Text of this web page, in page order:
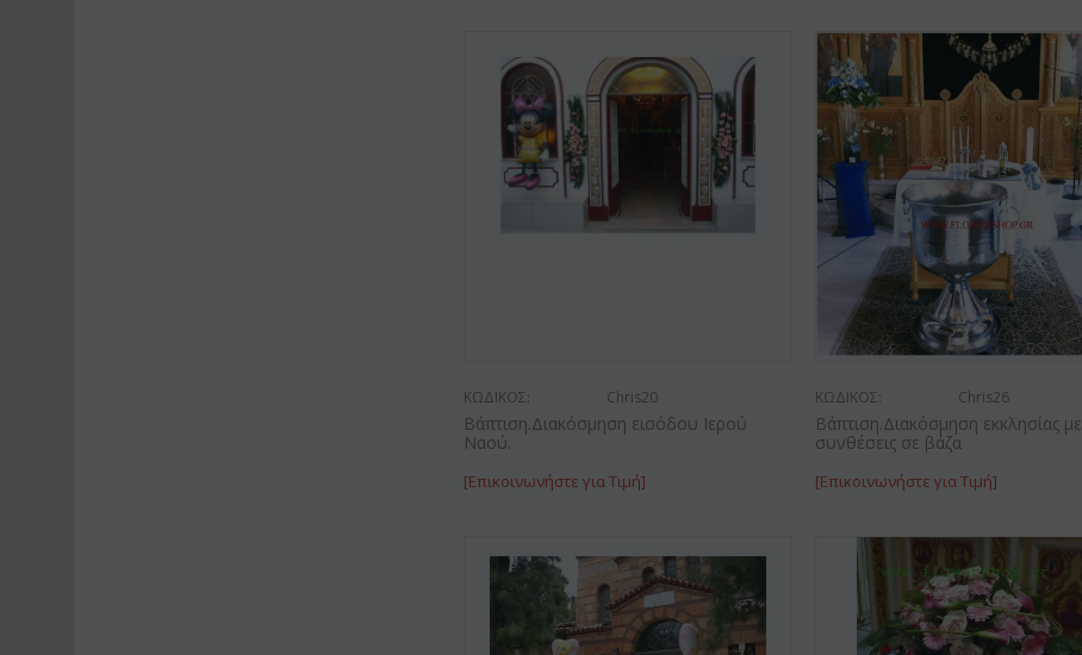
ΚΩΔΙΚΟΣ: Chris20
Βάπτιση.Διακόσμηση εισόδου Ιερού
Ναού.
[Επικοινωνήστε για Τιμή]
ΚΩΔΙΚΟΣ: Chris26
Βάπτιση.Διακόσμηση εκκλησίας με
συνθέσεις σε βάζα
[Επικοινωνήστε για Τιμή]